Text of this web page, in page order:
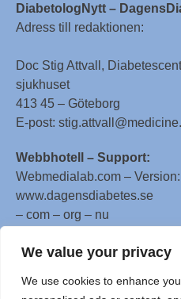
We value your privacy
We use cookies to enhance
DiabetologNytt –
Adress till redaktionen:
Doc Stig Attvall,
sjukhuset
413 45 – Göteborg
E-post:
Webbhotell – Support:
Webmedialab.com –
www.dagensdiabetes.se
– com – org – nu
All material on this website
WebMD LLC. This website